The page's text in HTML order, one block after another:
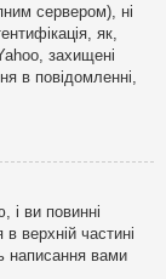
сервером), ні
як,
захищені
в повідомленні,
і ви повинні
верхній частині
написання вами